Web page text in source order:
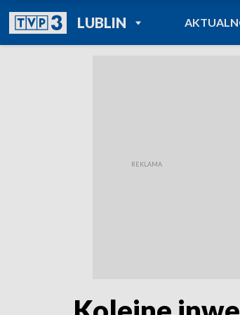
LUBLINPOWRÓT DO
TVP REGIONY